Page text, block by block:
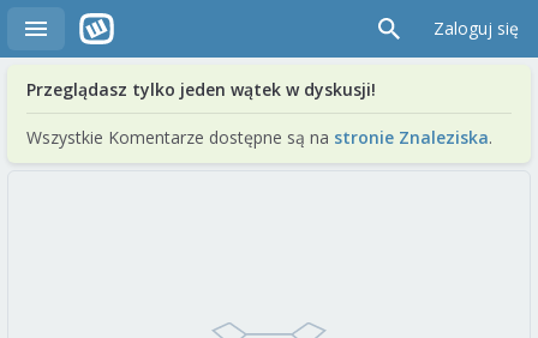
Zaloguj się
Przeglądasz tylko jeden wątek w dyskusji!
Wszystkie Komentarze dostępne są na stronie Znaleziska.